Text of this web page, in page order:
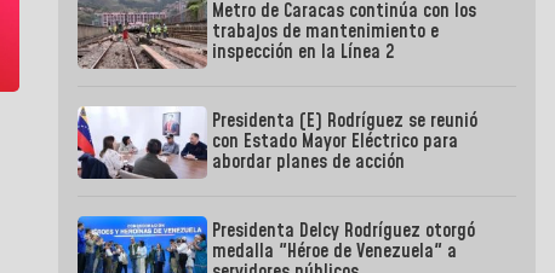
Metro de Caracas continúa con los
trabajos de mantenimiento e
inspección en la Línea 2
Presidenta (E) Rodríguez se reunió
con Estado Mayor Eléctrico para
abordar planes de acción
Presidenta Delcy Rodríguez otorgó
medalla "Héroe de Venezuela" a